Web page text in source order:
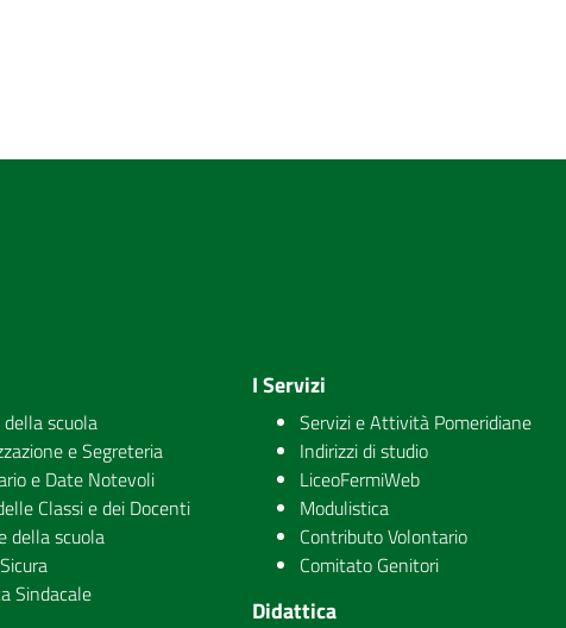
scuola
e Segreteria
e Date Notevoli
Classi e dei Docenti
della scuola
Sindacale
I Servizi
Servizi e Attività Pomeridiane
Indirizzi di studio
LiceoFermiWeb
Modulistica
Contributo Volontario
Comitato Genitori
Didattica